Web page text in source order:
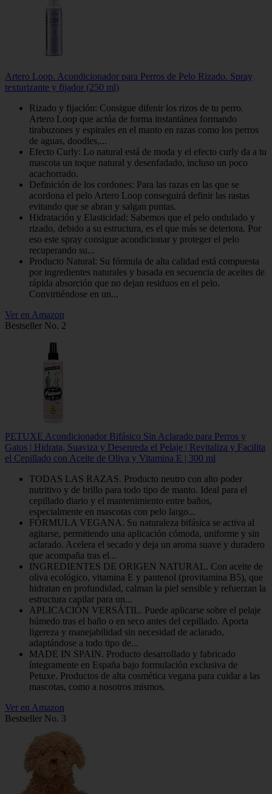
Artero Loop. Acondicionador para Perros de Pelo Rizado. Spray
texturizante y fijador (250 ml)
Rizado y fijación: Consigue difenir los rizos de tu perro.
Artero Loop que actúa de forma instantánea formando
tirabuzones y espirales en el manto en razas como los perros
de aguas, doodles,...
Efecto Curly: Lo natural está de moda y el efecto curly da a tu
mascota un toque natural y desenfadado, incluso un poco
acachorrado.
Definición de los cordones: Para las razas en las que se
acordona el pelo Artero Loop conseguirá definir las rastas
evitando que se abran y salgan puntas.
Hidratación y Elasticidad: Sabemos que el pelo ondulado y
rizado, debido a su estructura, es el que más se deteriora. Por
eso este spray consigue acondicionar y proteger el pelo
recuperando su...
Producto Natural: Su fórmula de alta calidad está compuesta
por ingredientes naturales y basada en secuencia de aceites de
rápida absorción que no dejan residuos en el pelo.
Convirtiéndose en un...
Ver en Amazon
Bestseller No. 2
PETUXE Acondicionador Bifásico Sin Aclarado para Perros y
Gatos | Hidrata, Suaviza y Desenreda el Pelaje | Revitaliza y Facilita
el Cepillado con Aceite de Oliva y Vitamina E | 300 ml
TODAS LAS RAZAS. Producto neutro con alto poder
nutritivo y de brillo para todo tipo de manto. Ideal para el
cepillado diario y el mantenimiento entre baños,
especialmente en mascotas con pelo largo...
FÓRMULA VEGANA. Su naturaleza bifásica se activa al
agitarse, permitiendo una aplicación cómoda, uniforme y sin
aclarado. Acelera el secado y deja un aroma suave y duradero
que acompaña tras el...
INGREDIENTES DE ORIGEN NATURAL. Con aceite de
oliva ecológico, vitamina E y pantenol (provitamina B5), que
hidratan en profundidad, calman la piel sensible y refuerzan la
estructura capilar para un...
APLICACIÓN VERSÁTIL. Puede aplicarse sobre el pelaje
húmedo tras el baño o en seco antes del cepillado. Aporta
ligereza y manejabilidad sin necesidad de aclarado,
adaptándose a todo tipo de...
MADE IN SPAIN. Producto desarrollado y fabricado
íntegramente en España bajo formulación exclusiva de
Petuxe. Productos de alta cosmética vegana para cuidar a las
mascotas, como a nosotros mismos.
Ver en Amazon
Bestseller No. 3